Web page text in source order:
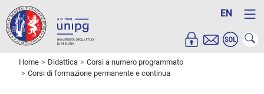
EN
Home Didattica
Corsi a numero programmato
Corsi di formazione permanente e continua